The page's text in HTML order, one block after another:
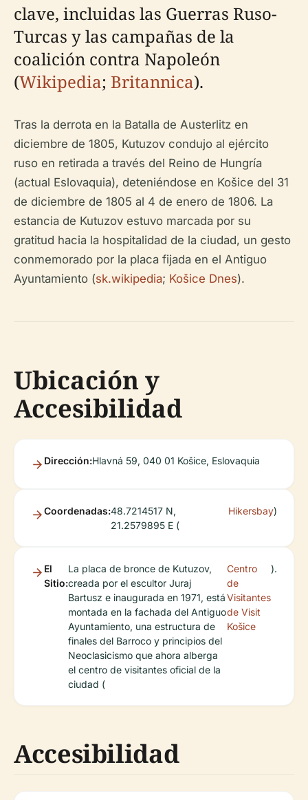
clave, incluidas las Guerras Ruso-
Turcas y las campañas de la
coalición contra Napoleón
(Wikipedia; Britannica).
Tras la derrota en la Batalla de Austerlitz en
diciembre de 1805, Kutuzov condujo al ejército
ruso en retirada a través del Reino de Hungría
(actual Eslovaquia), deteniéndose en Košice del 31
de diciembre de 1805 al 4 de enero de 1806. La
estancia de Kutuzov estuvo marcada por su
gratitud hacia la hospitalidad de la ciudad, un gesto
conmemorado por la placa fijada en el Antiguo
Ayuntamiento (sk.wikipedia; Košice Dnes).
Ubicación y
Accesibilidad
Dirección:Hlavná 59, 040 01 Košice, Eslovaquia
Coordenadas:48.7214517 N,
21.2579895 E (
Hikersbay)
El
Sitio:
La placa de bronce de Kutuzov,
creada por el escultor Juraj
Bartusz e inaugurada en 1971, está
montada en la fachada del Antiguo
Ayuntamiento, una estructura de
finales del Barroco y principios del
Neoclasicismo que ahora alberga
el centro de visitantes oficial de la
ciudad (
Centro
de
Visitantes
de Visit
Košice
).
Accesibilidad